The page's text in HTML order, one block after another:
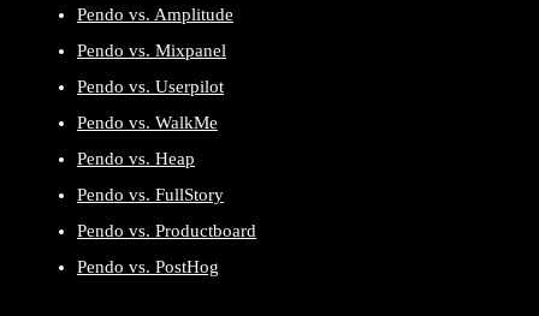
Pendo vs. Amplitude
Pendo vs. Mixpanel
Pendo vs. Userpilot
Pendo vs. WalkMe
Pendo vs. Heap
Pendo vs. FullStory
Pendo vs. Productboard
Pendo vs. PostHog